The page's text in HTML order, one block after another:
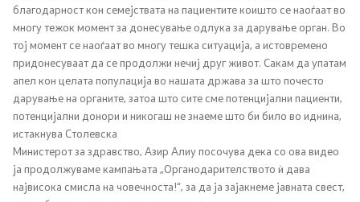
Установи
Адреси на ЗД
Листа на установи
Установи од секундарна и терцијална ЗЗ
Аптеки
благодарност кон семејствата на пациентите коишто се наоѓаат во
многу тежок момент за донесување одлука за дарување орган. Во
тој момент се наоѓаат во многу тешка ситуација, а истовремено
придонесуваат да се продолжи нечиј друг живот. Сакам да упатам
апел кон целата популација во нашата држава за што почесто
дарување на органите, затоа што сите сме потенцијални пациенти,
потенцијални донори и никогаш не знаеме што би било во иднина,
истакнува Столевска
Министерот за здравство, Азир Алиу посочува дека со ова видео
ја продолжуваме кампањата „Органодарителството ѝ дава
највисока смисла на човечноста!“, за да ја зајакнеме јавната свест,